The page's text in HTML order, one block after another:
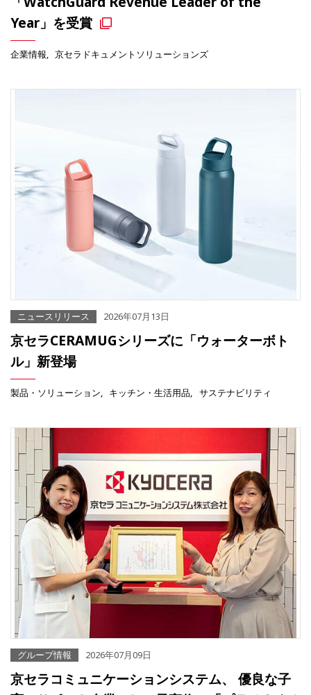
Year」を受賞
企業情報 京セラドキュメントソリューションズ
ニュースリリース 2026年07月13日
京セラCERAMUGシリーズに「ウォーターボト
ル」新登場
製品・ソリューション キッチン・生活用品 サステナビリティ
グループ情報 2026年07月09日
京セラコミュニケーションシステム、 優良な子